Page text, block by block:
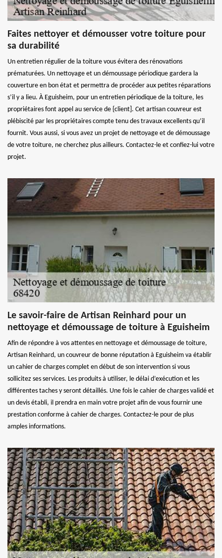
Faites nettoyer et démousser votre toiture pour
sa durabilité
Un entretien régulier de la toiture vous évitera des rénovations
prématurées. Un nettoyage et un démoussage périodique gardera la
couverture en bon état et permettra de procéder aux petites réparations
s’il y a lieu. À Eguisheim, pour un entretien périodique de la toiture, les
propriétaires font appel au service de {client]. Cet artisan couvreur est
plébiscité par les propriétaires compte tenu des travaux excellents qu’il
fournit. Vous aussi, si vous avez un projet de nettoyage et de démoussage
de votre toiture, ne cherchez plus ailleurs. Contactez-le et confiez-lui votre
projet.
Le savoir-faire de Artisan Reinhard pour un
nettoyage et démoussage de toiture à Eguisheim
Afin de répondre à vos attentes en nettoyage et démoussage de toiture,
Artisan Reinhard, un couvreur de bonne réputation à Eguisheim va établir
un cahier de charges complet en début de son intervention si vous
sollicitez ses services. Les produits à utiliser, le délai d’exécution et les
différentes taches y seront détaillés. Une fois le cahier de charges validé et
un devis établi, il prendra en main votre projet afin de vous fournir une
prestation conforme à cahier de charges. Contactez-le pour de plus
amples informations.